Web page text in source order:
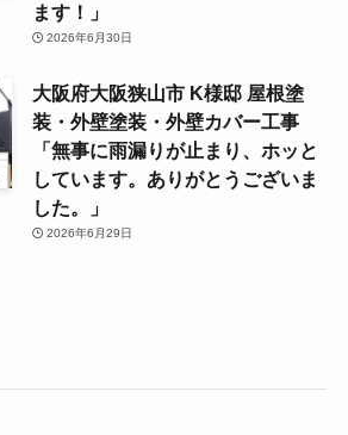
ます！」
2026年6月30日
大阪府大阪狭山市 K様邸 屋根塗
装・外壁塗装・外壁カバー工事
「無事に雨漏りが止まり、ホッと
しています。ありがとうございま
した。」
2026年6月29日